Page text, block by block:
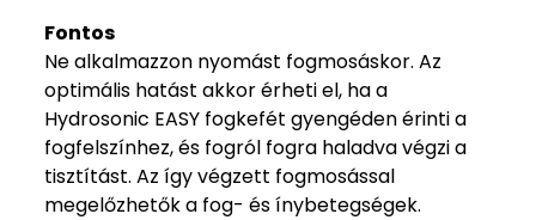
Fontos
Ne alkalmazzon nyomást fogmosáskor. Az
optimális hatást akkor érheti el, ha a
Hydrosonic EASY fogkefét gyengéden érinti a
fogfelszínhez, és fogról fogra haladva végzi a
tisztítást. Az így végzett fogmosással
megelőzhetők a fog- és ínybetegségek.